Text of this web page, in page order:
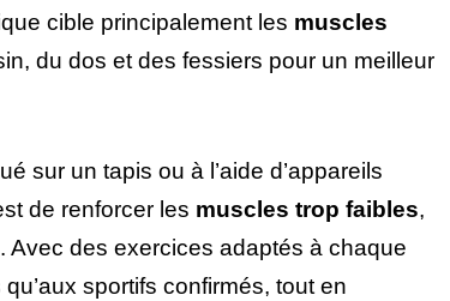
cible principalement les muscles
du dos et des fessiers pour un meilleur
sur un tapis ou à l’aide d’appareils
de renforcer les muscles trop faibles,
Avec des exercices adaptés à chaque
sportifs confirmés, tout en